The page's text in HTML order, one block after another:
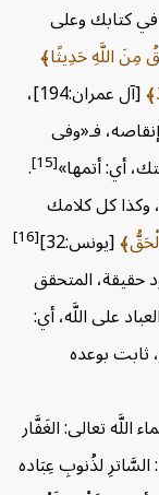
وعلى
حَدِيثًا
[آل عمران:194]،
فـ«وفى
أي: أتمها»[15]
.
كل كلامك
[يونس:32] [16]
المتحقق
على اللَّه، أي:
بوعده
تعالى: الغَفَّار
لذُنوبِ عِبَاده